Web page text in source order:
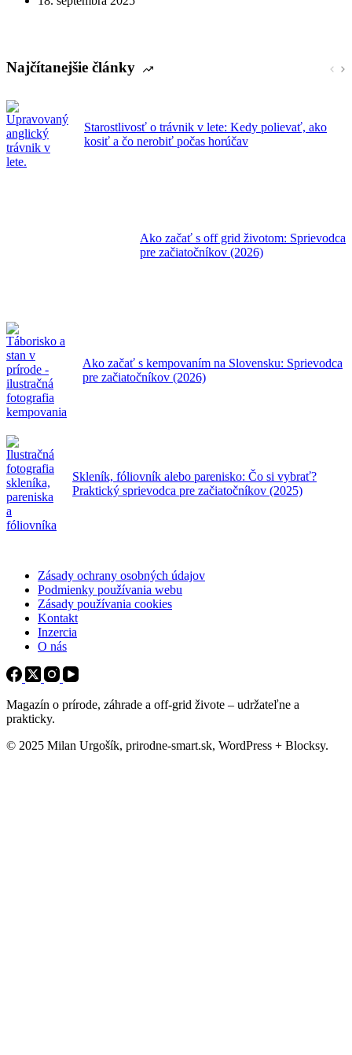
Najčítanejšie články
Starostlivosť o trávnik v lete: Kedy polievať, ako
kosiť a čo nerobiť počas horúčav
Ako začať s off grid životom: Sprievodca
pre začiatočníkov (2026)
Ako začať s kempovaním na Slovensku: Sprievodca
pre začiatočníkov (2026)
Skleník, fóliovník alebo parenisko: Čo si vybrať?
Praktický sprievodca pre začiatočníkov (2025)
Zásady ochrany osobných údajov
Podmienky používania webu
Zásady používania cookies
Kontakt
Inzercia
O nás
Magazín o prírode, záhrade a off-grid živote – udržateľne a
prakticky.
© 2025 Milan Urgošík, prirodne-smart.sk, WordPress + Blocksy.